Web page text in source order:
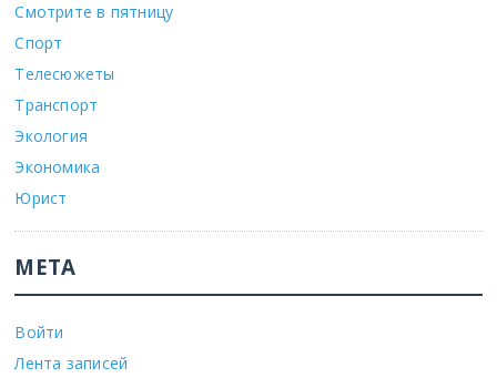
Смотрите в пятницу
Спорт
Телесюжеты
Транспорт
Экология
Экономика
Юрист
МЕТА
Войти
Лента записей